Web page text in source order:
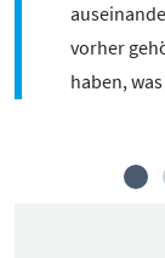
vorher
haben,